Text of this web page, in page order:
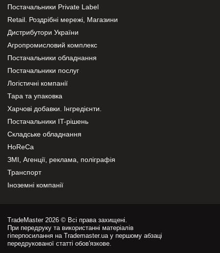
Постачальники Private Label
Retail. Роздрібні мережі, Магазини
Дистрибутори України
Агропромисловий комплекс
Постачальники обладнання
Постачальники послуг
Логістичні компанії
Тара та упаковка
Харчові добавки. Інгредієнти.
Постачальники IT-рішень
Складське обладнання
HoReCa
ЗМІ, Агенції, реклама, поліграфія
Транспорт
Іноземні компанії
TradeMaster 2026 © Всі права захищені.
При передруку та використанні матеріалів
гіперпосилання на Trademaster.ua у першому абзаці
передрукованої статті обов'язкове.